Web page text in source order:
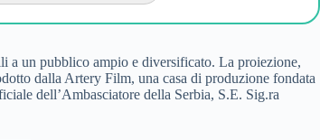
a un pubblico ampio e diversificato. La proiezione,
dalla Artery Film, una casa di produzione fondata
dell’Ambasciatore della Serbia, S.E. Sig.ra